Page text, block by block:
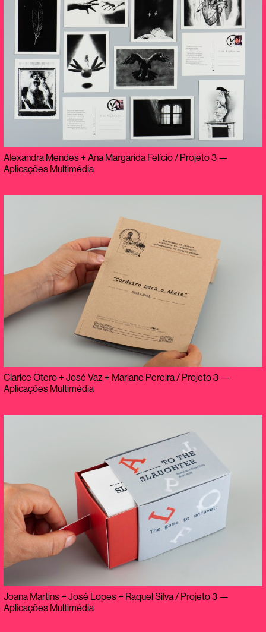
Alexandra Mendes + Ana Margarida Felício / Projeto 3 —
Aplicações Multimédia
Clarice Otero + José Vaz + Mariane Pereira / Projeto 3 —
Aplicações Multimédia
Joana Martins + José Lopes + Raquel Silva / Projeto 3 —
Aplicações Multimédia